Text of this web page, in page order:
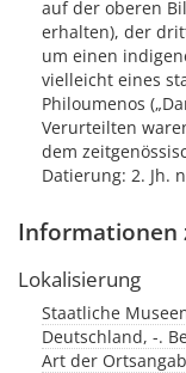
auf der oberen
erhalten), der
um einen
vielleicht eines
Philoumenos
Verurteilten
dem
Datierung: 2. Jh.
Informationen
Lokalisierung
Staatliche
Deutschland, -.
Art der